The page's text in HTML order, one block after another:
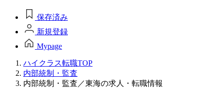
保存済み
新規登録
Mypage
ハイクラス転職TOP
内部統制・監査
内部統制・監査／東海の求人・転職情報